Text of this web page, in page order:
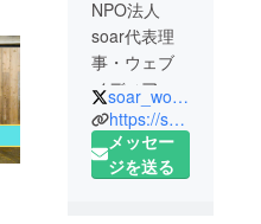
NPO法人
soar代表理
事・ウェブ
メディア
「soar」編
集長
soar_world
https://soar-world.com/
メッセー
ジを送る